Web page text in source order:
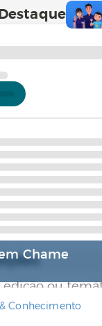
Chame
Conhecimento